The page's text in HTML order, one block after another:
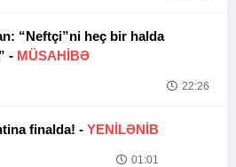
“Neftçi”ni heç bir halda
- MÜSAHİBƏ
22:26
finalda! - YENİLƏNİB
01:01